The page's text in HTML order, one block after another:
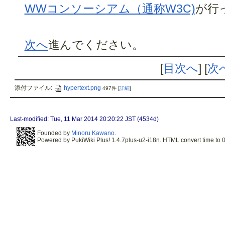
WWコンソーシアム（通称W3C)が行
次へ進んでください。
[目次へ] [次
添付ファイル: hypertext.png 497件 [詳細]
Last-modified: Tue, 11 Mar 2014 20:20:22 JST (4534d)
Founded by Minoru Kawano.
Powered by PukiWiki Plus! 1.4.7plus-u2-i18n. HTML convert time to